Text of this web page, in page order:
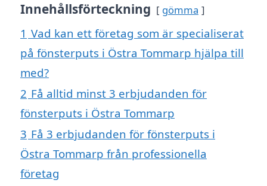
Innehållsförteckning gömma
1 Vad kan ett företag som är specialiserat
på fönsterputs i Östra Tommarp hjälpa till
med?
2 Få alltid minst 3 erbjudanden för
fönsterputs i Östra Tommarp
3 Få 3 erbjudanden för fönsterputs i
Östra Tommarp från professionella
företag